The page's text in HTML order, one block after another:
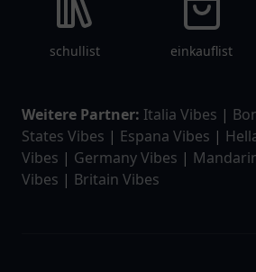
schullist einkauflist
Weitere Partner: Italia Vibes |
States Vibes | Espana Vibes |
Vibes | Germany Vibes |
Vibes | Britain Vibes